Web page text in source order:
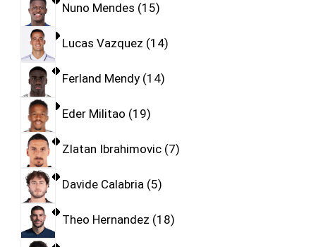
Nuno Mendes 15
Lucas Vazquez 14
Ferland Mendy 14
Eder Militao 19
Zlatan Ibrahimovic 7
Davide Calabria 5
Theo Hernandez 18